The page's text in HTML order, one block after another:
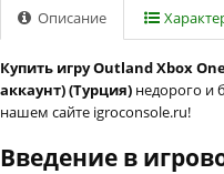
Описание
Купить игру Outland Xbox
аккаунт) (Турция) недорого и
нашем сайте igroconsole.ru!
Введение в